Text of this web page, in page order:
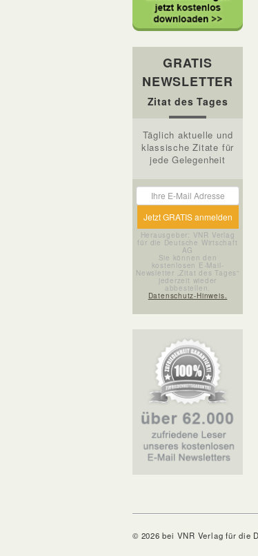
GRATIS
NEWSLETTER
Zitat des Tages
Täglich aktuelle und
klassische Zitate für
jede Gelegenheit
Herausgeber: VNR Verlag
für die Deutsche Wirtschaft
AG
Sie können den
kostenlosen E-Mail-
Newsletter „Zitat des Tages“
jederzeit wieder
abbestellen.
Datenschutz-Hinweis.
© 2026 bei VNR Verlag für die